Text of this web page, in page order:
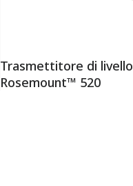
Trasmettitore di livello
Rosemount™ 520